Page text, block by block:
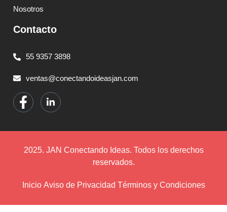
Nosotros
Contacto
55 9357 3898
ventas@conectandoideasjan.com
2025. JAN Conectando Ideas. Todos los derechos
reservados.
Inicio Aviso de Privacidad Términos y Condiciones